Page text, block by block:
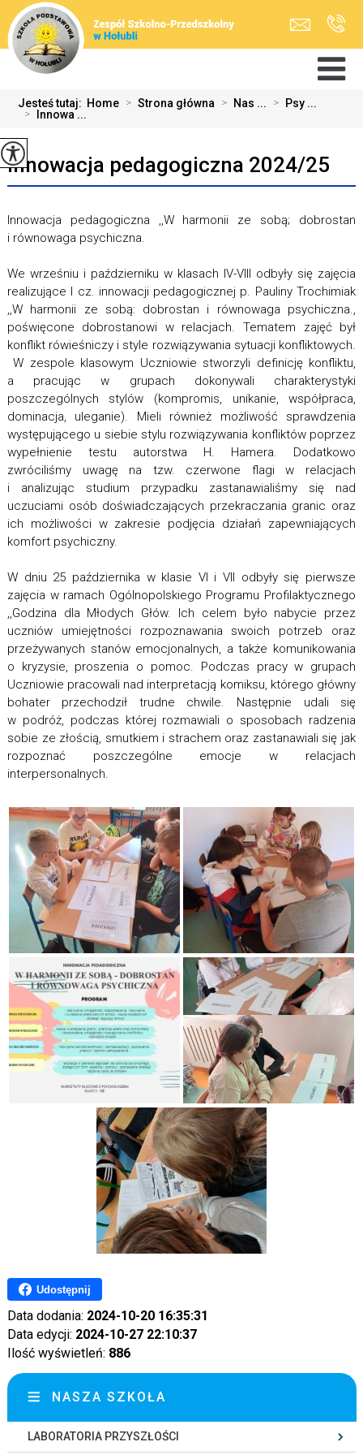
Jesteś tutaj: Home > Strona główna > Nas ... > Psy ...
> Innowa ...
Innowacja pedagogiczna 2024/25
Innowacja pedagogiczna ,,W harmonii ze sobą; dobrostan
i równowaga psychiczna.
We wrześniu i październiku w klasach IV-VIII odbyły się zajęcia
realizujące I cz. innowacji pedagogicznej p. Pauliny Trochimiak
,,W harmonii ze sobą: dobrostan i równowaga psychiczna.,
poświęcone dobrostanowi w relacjach. Tematem zajęć był
konflikt rówieśniczy i style rozwiązywania sytuacji konfliktowych.
W zespole klasowym Uczniowie stworzyli definicję konfliktu,
a pracując w grupach dokonywali charakterystyki
poszczególnych stylów (kompromis, unikanie, współpraca,
dominacja, uleganie). Mieli również możliwość sprawdzenia
występującego u siebie stylu rozwiązywania konfliktów poprzez
wypełnienie testu autorstwa H. Hamera. Dodatkowo
zwróciliśmy uwagę na tzw. czerwone flagi w relacjach
i analizując studium przypadku zastanawialiśmy się nad
uczuciami osób doświadczających przekraczania granic oraz
ich możliwości w zakresie podjęcia działań zapewniających
komfort psychiczny.
W dniu 25 października w klasie VI i VII odbyły się pierwsze
zajęcia w ramach Ogólnopolskiego Programu Profilaktycznego
,,Godzina dla Młodych Głów. Ich celem było nabycie przez
uczniów umiejętności rozpoznawania swoich potrzeb oraz
przeżywanych stanów emocjonalnych, a także komunikowania
o kryzysie, proszenia o pomoc. Podczas pracy w grupach
Uczniowie pracowali nad interpretacją komiksu, którego główny
bohater przechodził trudne chwile. Następnie udali się
w podróż, podczas której rozmawiali o sposobach radzenia
sobie ze złością, smutkiem i strachem oraz zastanawiali się jak
rozpoznać poszczególne emocje w relacjach
interpersonalnych.
Udostępnij
Data dodania: 2024-10-20 16:35:31
Data edycji: 2024-10-27 22:10:37
Ilość wyświetleń: 886
NASZA SZKOŁA
LABORATORIA PRZYSZŁOŚCI